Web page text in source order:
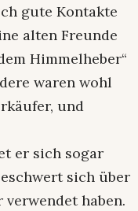
gute Kontakte
alten Freunde
Himmelheber“
waren wohl
und
er sich sogar
sich über
haben.